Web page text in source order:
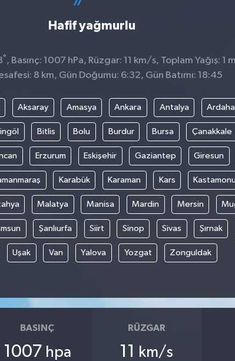
Hafif yağmurlu
° , Basınç: 1007 hPa, Rüzgar: 11 km/s, Toplam Yağış: 1
8 km, Gün Doğumu: 6:32, Gün Batımı: 18:45
Aksaray Amasya Ankara Antalya
Bitlis Bolu Burdur Bursa Çanakkale
Erzurum Eskişehir Gaziantep Giresun
Karabük Karaman Kars
Malatya Manisa Mardin Mersin
Şanlıurfa Siirt Sinop Sivas Şırnak
Uşak Van Yalova Yozgat Zonguldak
BASINÇ
1007 hpa
RÜZGAR
11 km/s